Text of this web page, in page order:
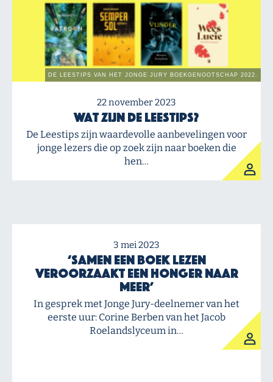
22 november 2023
Wat zijn De Leestips?
De Leestips zijn waardevolle aanbevelingen voor
jonge lezers die op zoek zijn naar boeken die
hen…
3 mei 2023
‘Samen een boek lezen
veroorzaakt een honger naar
meer’
In gesprek met Jonge Jury-deelnemer van het
eerste uur: Corine Berben van het Jacob
Roelandslyceum in…